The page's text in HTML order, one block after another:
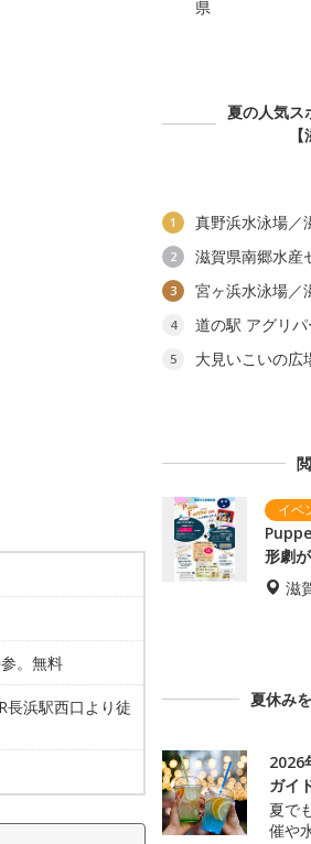
。無料
長浜駅西口より徒
県
夏の人気ス
1 真野浜水泳場／
2 滋賀県南郷水産
3 宮ヶ浜水泳場／
4 道の駅 アグリ
5
大見いこいの広
形劇
滋
夏休み
2026
ガイ
夏で
催や